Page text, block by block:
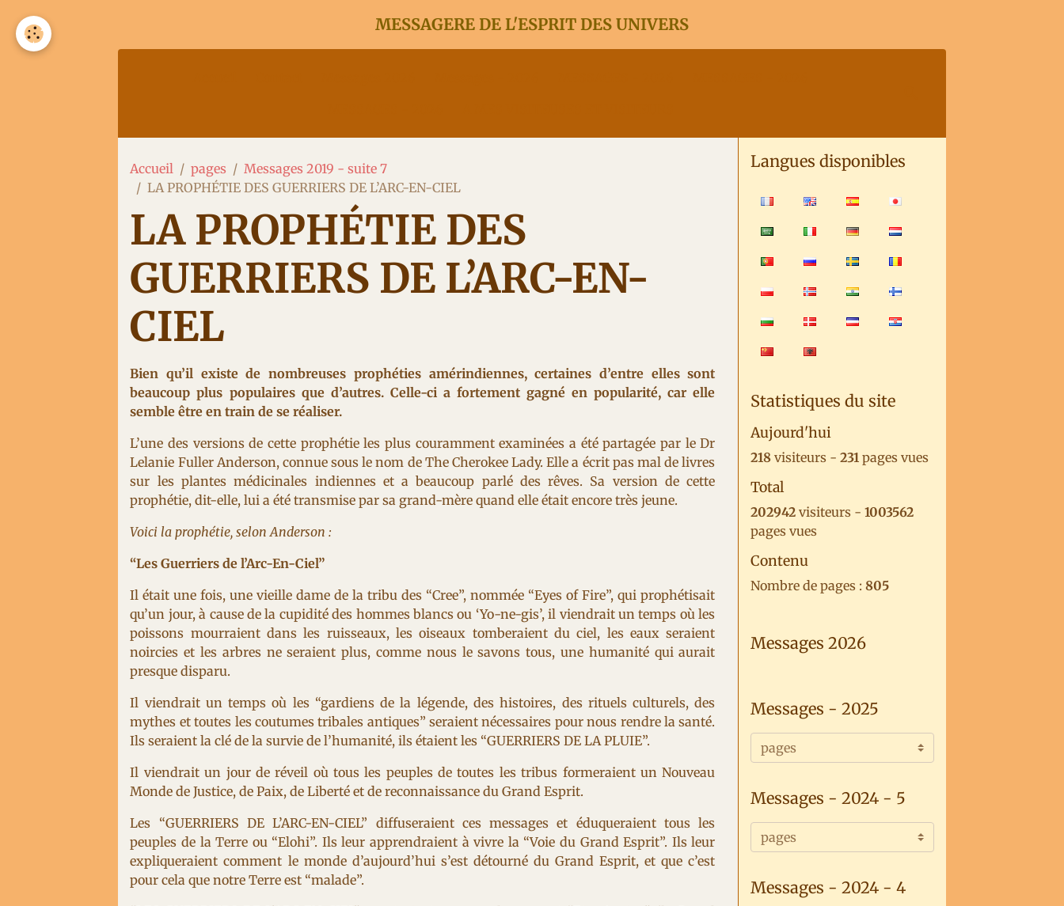
MESSAGERE DE L'ESPRIT DES UNIVERS
Accueil pages
Messages 2019 - suite 7
LA PROPHÉTIE DES GUERRIERS DE L’ARC-EN-CIEL
LA PROPHÉTIE DES
GUERRIERS DE L’ARC-EN-
CIEL
Bien qu’il existe de nombreuses prophéties amérindiennes, certaines d’entre elles sont
beaucoup plus populaires que d’autres. Celle-ci a fortement gagné en popularité, car elle
semble être en train de se réaliser.
L’une des versions de cette prophétie les plus couramment examinées a été partagée par le Dr
Lelanie Fuller Anderson, connue sous le nom de The Cherokee Lady. Elle a écrit pas mal de livres
sur les plantes médicinales indiennes et a beaucoup parlé des rêves. Sa version de cette
prophétie, dit-elle, lui a été transmise par sa grand-mère quand elle était encore très jeune.
Voici la prophétie, selon Anderson :
“Les Guerriers de l’Arc-En-Ciel”
Il était une fois, une vieille dame de la tribu des “Cree”, nommée “Eyes of Fire”, qui prophétisait
qu’un jour, à cause de la cupidité des hommes blancs ou ‘Yo-ne-gis’, il viendrait un temps où les
poissons mourraient dans les ruisseaux, les oiseaux tomberaient du ciel, les eaux seraient
noircies et les arbres ne seraient plus, comme nous le savons tous, une humanité qui aurait
presque disparu.
Il viendrait un temps où les “gardiens de la légende, des histoires, des rituels culturels, des
mythes et toutes les coutumes tribales antiques” seraient nécessaires pour nous rendre la santé.
Ils seraient la clé de la survie de l’humanité, ils étaient les “GUERRIERS DE LA PLUIE”.
Il viendrait un jour de réveil où tous les peuples de toutes les tribus formeraient un Nouveau
Monde de Justice, de Paix, de Liberté et de reconnaissance du Grand Esprit.
Les “GUERRIERS DE L’ARC-EN-CIEL” diffuseraient ces messages et éduqueraient tous les
peuples de la Terre ou “Elohi”. Ils leur apprendraient à vivre la “Voie du Grand Esprit”. Ils leur
expliqueraient comment le monde d’aujourd’hui s’est détourné du Grand Esprit, et que c’est
pour cela que notre Terre est “malade”.
Langues disponibles
Statistiques du site
Aujourd'hui
218 visiteurs -231 pages vues
Total
202942 visiteurs -1003562
pages vues
Contenu
Nombre de pages :805
Messages 2026
Messages - 2025
Messages - 2024 - 5
Messages - 2024 - 4